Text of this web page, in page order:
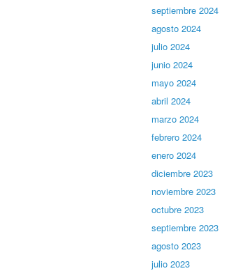
septiembre 2024
agosto 2024
julio 2024
junio 2024
mayo 2024
abril 2024
marzo 2024
febrero 2024
enero 2024
diciembre 2023
noviembre 2023
octubre 2023
septiembre 2023
agosto 2023
julio 2023